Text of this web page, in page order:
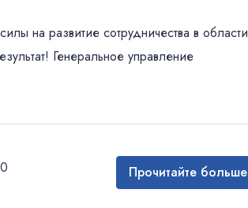
на развитие сотрудничества в области
Генеральное управление
0 Прочитайте больше